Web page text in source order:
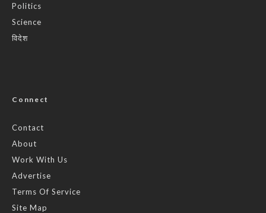
Politics
Science
विदेश
Connect
Contact
About
Work With Us
Advertise
Terms Of Service
Site Map